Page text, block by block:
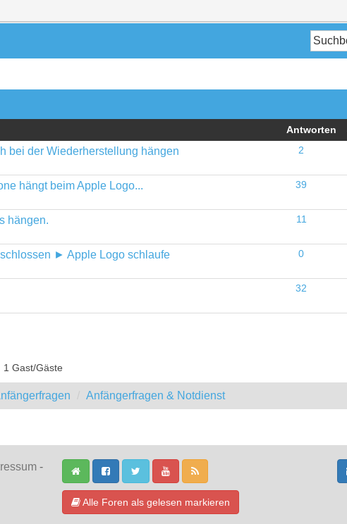
Antworten
bei der Wiederherstellung hängen 2
hängt beim Apple Logo... 39
hängen. 11
► Apple Logo schlaufe 0
32
1 Gast/Gäste
Anfängerfragen & Notdienst
-
Alle Foren als gelesen markieren